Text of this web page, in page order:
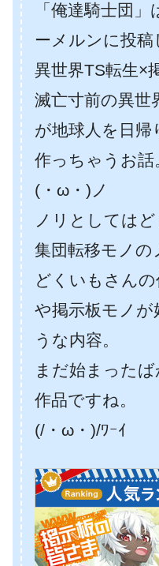
「俺達騎士団
ーメルンに投稿
異世界TS転生×
滅亡寸前の異世
が地球人を日帰
作っちゃうお話
(・ω・)ノ
ノリとしては
集団転移モノの
どくいもさん
や掲示板モノが
うな内容。
まだ始まった
作品ですね。
(/・ω・)/ﾜｰｲ